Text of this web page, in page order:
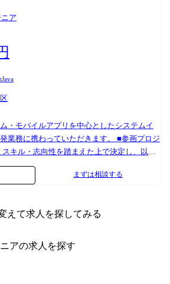
ロジェクトアサインを行っています。 案件
ウドインフラ(AWS) ・対応フェーズ:企画・デ
設計、詳細設計、実装、 単体結合試験 、受
信託銀行様でミドルウェアの刷新プロジェ
義、設計、実装、単体結合試験、保守運用
ア
Java
・モバイルアプリを中心としたシステムイ
業務に携わっていただきます。 ■参画プロジ
キル・志向性を踏まえた上で決定し、以下
を想定しています。 【具体的には】 ■SES
ェクトへの参画 ■受託開発案件:社内チームで
ーションも可能です。
まずは相談する
えて求人を探してみる
アの求人を探す